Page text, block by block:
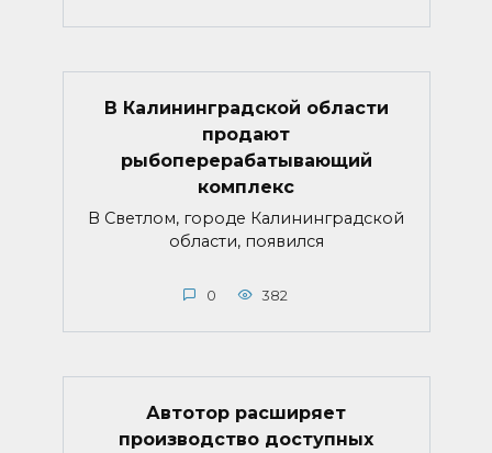
В Калининградской области
продают
рыбоперерабатывающий
комплекс
В Светлом, городе Калининградской
области, появился
0 382
Автотор расширяет
производство доступных